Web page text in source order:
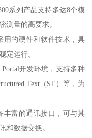
系列产品支持多达8个模
测量的高要求。
用的硬件和软件技术，具
定运行。
开发环境，支持多种
Text（ST）等，为
丰富的通讯接口，可与其
和数据交换。